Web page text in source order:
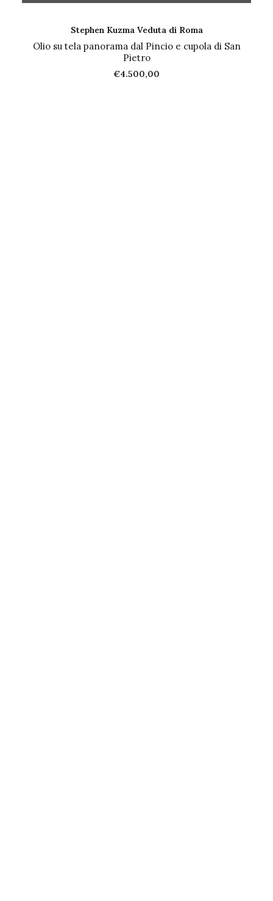
AGGIUNGI AL CARRELLO
Stephen Kuzma Veduta di Roma
Olio su tela panorama dal Pincio e cupola di San
Pietro
€4.500,00